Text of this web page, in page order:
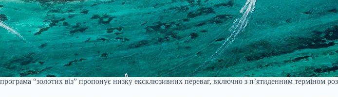
програма “золотих віз” пропонує низку ексклюзивних переваг, включно з п’ятиденним терміном